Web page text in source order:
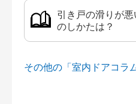
引き戸の滑りが
のしかたは？
その他の「室内ドアコラ